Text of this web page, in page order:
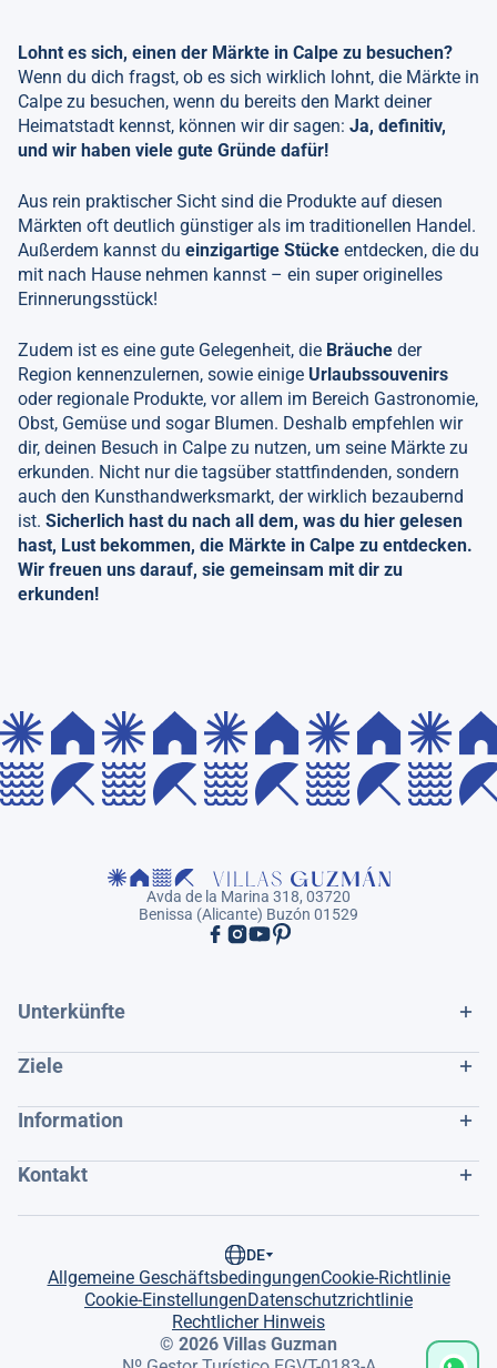
Lohnt es sich, einen der Märkte in Calpe zu besuchen?
Wenn du dich fragst, ob es sich wirklich lohnt, die Märkte in
Calpe zu besuchen, wenn du bereits den Markt deiner
Heimatstadt kennst, können wir dir sagen: Ja, definitiv,
und wir haben viele gute Gründe dafür!
Aus rein praktischer Sicht sind die Produkte auf diesen
Märkten oft deutlich günstiger als im traditionellen Handel.
Außerdem kannst du einzigartige Stücke entdecken, die du
mit nach Hause nehmen kannst – ein super originelles
Erinnerungsstück!
Zudem ist es eine gute Gelegenheit, die Bräuche der
Region kennenzulernen, sowie einige Urlaubssouvenirs
oder regionale Produkte, vor allem im Bereich Gastronomie,
Obst, Gemüse und sogar Blumen. Deshalb empfehlen wir
dir, deinen Besuch in Calpe zu nutzen, um seine Märkte zu
erkunden. Nicht nur die tagsüber stattfindenden, sondern
auch den Kunsthandwerksmarkt, der wirklich bezaubernd
ist. Sicherlich hast du nach all dem, was du hier gelesen
hast, Lust bekommen, die Märkte in Calpe zu entdecken.
Wir freuen uns darauf, sie gemeinsam mit dir zu
erkunden!
Avda de la Marina 318, 03720
Benissa (Alicante) Buzón 01529
Unterkünfte
Ziele
Information
Kontakt
Allgemeine GeschäftsbedingungenCookie-Richtlinie
Cookie-EinstellungenDatenschutzrichtlinie
Rechtlicher Hinweis
© 2026 Villas Guzman
DE